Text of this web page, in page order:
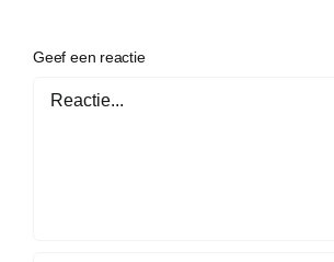
Geef een reactie